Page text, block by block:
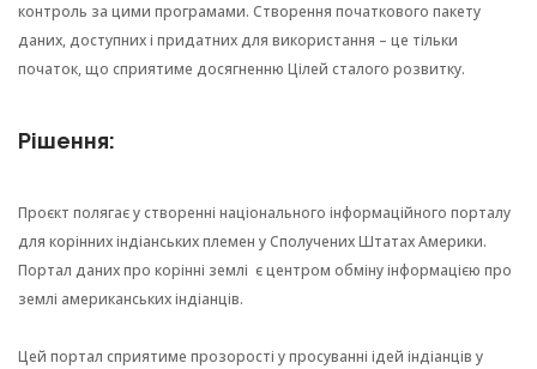
контроль за цими програмами. Створення початкового пакету
даних, доступних і придатних для використання – це тільки
початок, що сприятиме досягненню Цілей сталого розвитку.
Рішення:
Проєкт полягає у створенні національного інформаційного порталу
для корінних індіанських племен у Сполучених Штатах Америки.
Портал даних про корінні землі є центром обміну інформацією про
землі американських індіанців.
Цей портал сприятиме прозорості у просуванні ідей індіанців у